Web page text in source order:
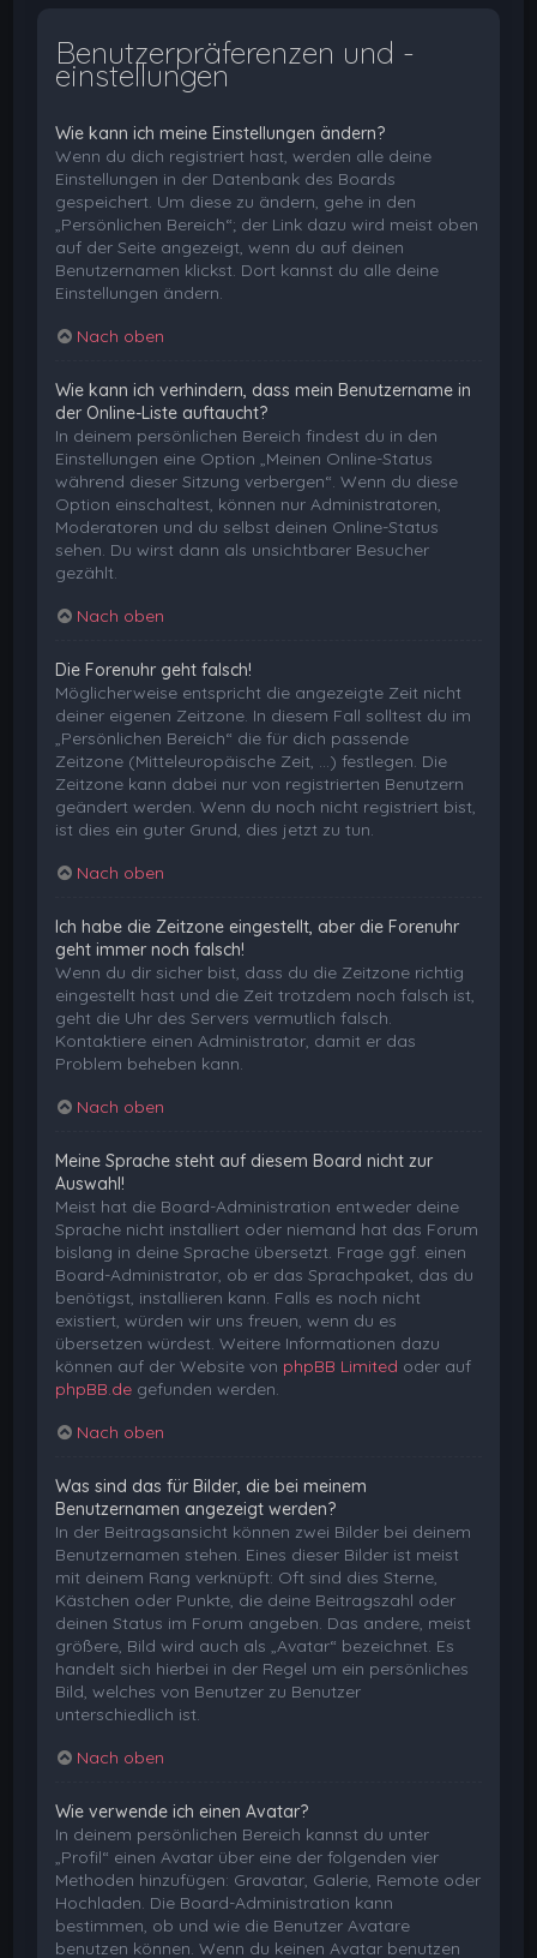
Benutzerpräferenzen und -
einstellungen
Wie kann ich meine Einstellungen ändern?
Wenn du dich registriert hast, werden alle deine
Einstellungen in der Datenbank des Boards
gespeichert. Um diese zu ändern, gehe in den
„Persönlichen Bereich“; der Link dazu wird meist oben
auf der Seite angezeigt, wenn du auf deinen
Benutzernamen klickst. Dort kannst du alle deine
Einstellungen ändern.
Nach oben
Wie kann ich verhindern, dass mein Benutzername in
der Online-Liste auftaucht?
In deinem persönlichen Bereich findest du in den
Einstellungen eine Option „Meinen Online-Status
während dieser Sitzung verbergen“. Wenn du diese
Option einschaltest, können nur Administratoren,
Moderatoren und du selbst deinen Online-Status
sehen. Du wirst dann als unsichtbarer Besucher
gezählt.
Nach oben
Die Forenuhr geht falsch!
Möglicherweise entspricht die angezeigte Zeit nicht
deiner eigenen Zeitzone. In diesem Fall solltest du im
„Persönlichen Bereich“ die für dich passende
Zeitzone (Mitteleuropäische Zeit, ...) festlegen. Die
Zeitzone kann dabei nur von registrierten Benutzern
geändert werden. Wenn du noch nicht registriert bist,
ist dies ein guter Grund, dies jetzt zu tun.
Nach oben
Ich habe die Zeitzone eingestellt, aber die Forenuhr
geht immer noch falsch!
Wenn du dir sicher bist, dass du die Zeitzone richtig
eingestellt hast und die Zeit trotzdem noch falsch ist,
geht die Uhr des Servers vermutlich falsch.
Kontaktiere einen Administrator, damit er das
Problem beheben kann.
Nach oben
Meine Sprache steht auf diesem Board nicht zur
Auswahl!
Meist hat die Board-Administration entweder deine
Sprache nicht installiert oder niemand hat das Forum
bislang in deine Sprache übersetzt. Frage ggf. einen
Board-Administrator, ob er das Sprachpaket, das du
benötigst, installieren kann. Falls es noch nicht
existiert, würden wir uns freuen, wenn du es
übersetzen würdest. Weitere Informationen dazu
können auf der Website von phpBB Limited oder auf
phpBB.de gefunden werden.
Nach oben
Was sind das für Bilder, die bei meinem
Benutzernamen angezeigt werden?
In der Beitragsansicht können zwei Bilder bei deinem
Benutzernamen stehen. Eines dieser Bilder ist meist
mit deinem Rang verknüpft: Oft sind dies Sterne,
Kästchen oder Punkte, die deine Beitragszahl oder
deinen Status im Forum angeben. Das andere, meist
größere, Bild wird auch als „Avatar“ bezeichnet. Es
handelt sich hierbei in der Regel um ein persönliches
Bild, welches von Benutzer zu Benutzer
unterschiedlich ist.
Nach oben
Wie verwende ich einen Avatar?
In deinem persönlichen Bereich kannst du unter
„Profil“ einen Avatar über eine der folgenden vier
Methoden hinzufügen: Gravatar, Galerie, Remote oder
Hochladen. Die Board-Administration kann
bestimmen, ob und wie die Benutzer Avatare
benutzen können. Wenn du keinen Avatar benutzen